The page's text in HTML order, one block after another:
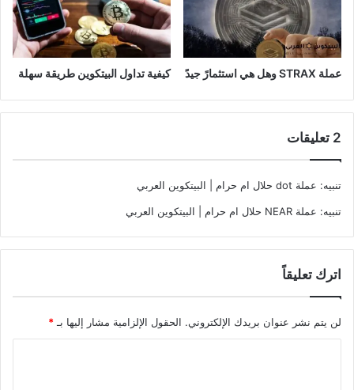
عملة STRAX وهل هي استثمارً جيدً كيفية تداول البيتكوين طريقة سهلة
‫2 تعليقات
تنبيه: عملة dot حلال ام حرام | البيتكوين العربي
تنبيه: عملة NEAR حلال ام حرام | البيتكوين العربي
اترك تعليقاً
لن يتم نشر عنوان بريدك الإلكتروني. الحقول الإلزامية مشار إليها بـ *